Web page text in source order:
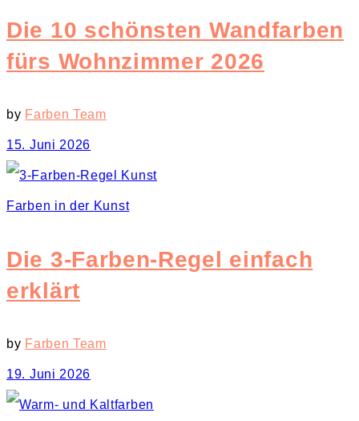
Die 10 schönsten Wandfarben
fürs Wohnzimmer 2026
by Farben Team
15. Juni 2026
Farben in der Kunst
Die 3-Farben-Regel einfach
erklärt
by Farben Team
19. Juni 2026